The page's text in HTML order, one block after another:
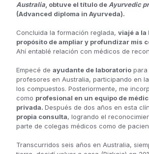
Australia , obtuve el título de Ayurvedic
(Advanced diploma in Ayurveda).
Concluida la formación reglada, viajé a la
propósito de ampliar y profundizar mis
Ahí entablé relación con médicos de
Empecé de ayudante de laboratorio para
profesores en Australia, participando en
los compuestos. Posteriormente, me
como profesional en un equipo de
privada. Después de dos años en esta
propia consulta, logrando el
parte de colegas médicos como de
Transcurridos seis años en Australia,